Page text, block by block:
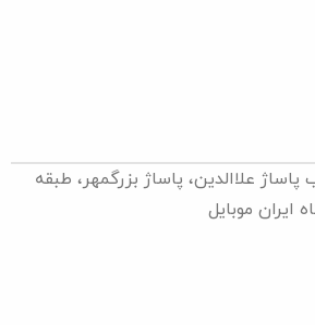
علاالدین، پاساژ بزرگمهر، طبقه